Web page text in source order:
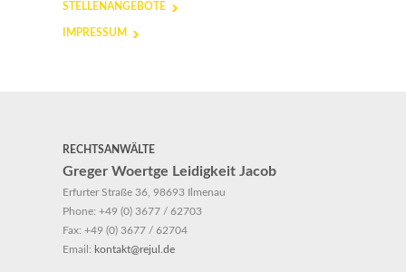
STELLENANGEBOTE
IMPRESSUM
RECHTSANWÄLTE
Greger Woertge Leidigkeit Jacob
Erfurter Straße 36, 98693 Ilmenau
Phone: +49 (0) 3677 / 62703
Fax: +49 (0) 3677 / 62704
Email: kontakt@rejul.de